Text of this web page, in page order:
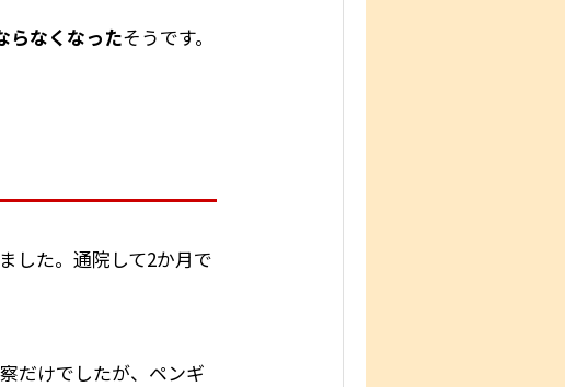
らなくなったそうです。
した。通院して2か月で
だけでしたが、ペンギ